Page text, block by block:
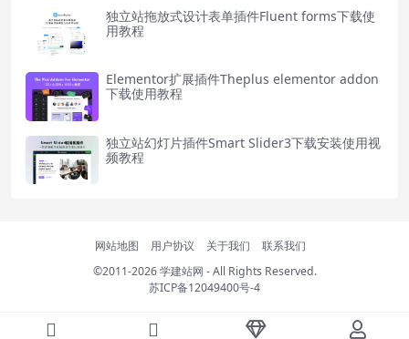
独立站拖放式设计表单插件Fluent forms下载使
用教程
Elementor扩展插件Theplus elementor addon
下载使用教程
独立站幻灯片插件Smart Slider3下载安装使用视
频教程
网站地图 用户协议 关于我们
联系我们
©2011-2026学建站网 - All Rights Reserved.
苏ICP备12049400号-4